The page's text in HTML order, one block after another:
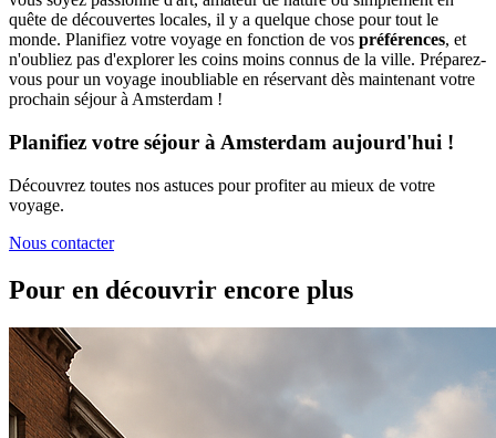
quête de découvertes locales, il y a quelque chose pour tout le
monde. Planifiez votre voyage en fonction de vos préférences, et
n'oubliez pas d'explorer les coins moins connus de la ville. Préparez-
vous pour un voyage inoubliable en réservant dès maintenant votre
prochain séjour à Amsterdam !
Planifiez votre séjour à Amsterdam aujourd'hui !
Découvrez toutes nos astuces pour profiter au mieux de votre
voyage.
Nous contacter
Pour en découvrir encore plus